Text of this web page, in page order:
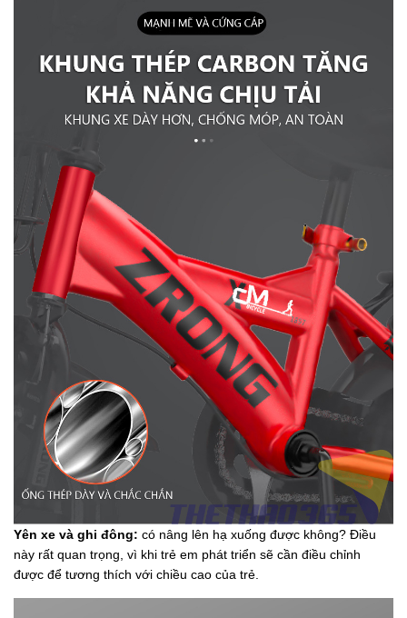
Yên xe và ghi đông: có nâng lên hạ xuống được không? Điều
này rất quan trọng, vì khi trẻ em phát triển sẽ cần điều chỉnh
được để tương thích với chiều cao của trẻ.